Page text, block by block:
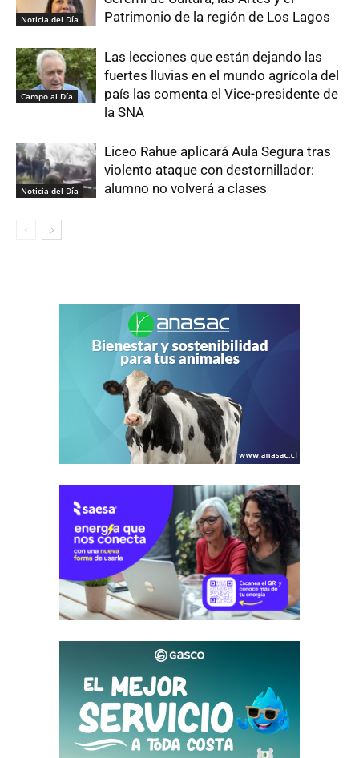
Noticia del Día
Patrimonio de la región de Los Lagos
Campo al Día
Las lecciones que están dejando las
fuertes lluvias en el mundo agrícola del
país las comenta el Vice-presidente de
la SNA
Noticia del Día
Liceo Rahue aplicará Aula Segura tras
violento ataque con destornillador:
alumno no volverá a clases